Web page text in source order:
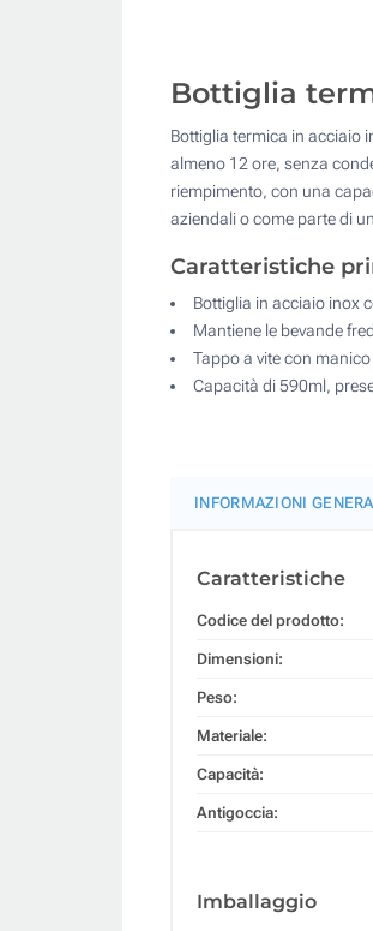
Bottiglia
Bottiglia termica in acciaio
almeno 12 ore, senza
riempimento, con una
aziendali o come parte di
Caratteristiche
Bottiglia in acciaio inox
Mantiene le bevande
Tappo a vite con
Capacità di 590ml,
INFORMAZIONI
Caratteristiche
Codice del prodotto:
Dimensioni:
Peso:
Materiale:
Capacità:
Antigoccia:
Imballaggio